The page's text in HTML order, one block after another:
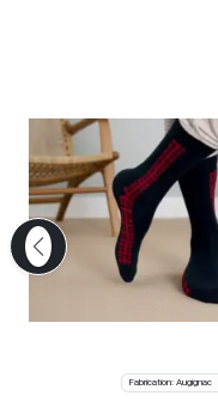
Fabrication: Augignac